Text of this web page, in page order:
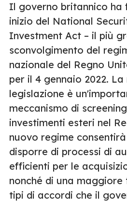
Il governo britannico ha
inizio del National
Investment Act – il più
sconvolgimento del
nazionale del Regno
per il 4 gennaio 2022. La
legislazione è
meccanismo di
investimenti esteri nel
nuovo regime
disporre di processi di
efficienti per le
nonché di una maggiore
tipi di accordi che il